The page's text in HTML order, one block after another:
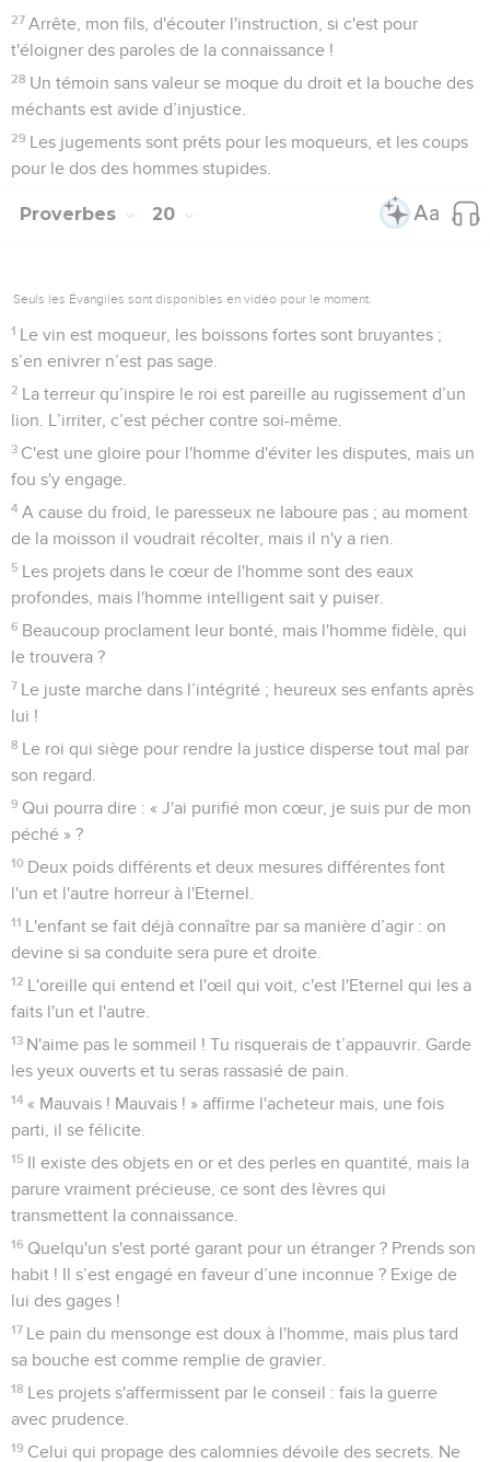
27 Arrête, mon fils, d'écouter l'instruction, si c'est pour
t'éloigner des paroles de la connaissance !
28 Un témoin sans valeur se moque du droit et la bouche des
méchants est avide d’injustice.
29 Les jugements sont prêts pour les moqueurs, et les coups
pour le dos des hommes stupides.
Proverbes 20
Seuls les Évangiles sont disponibles en vidéo pour le moment.
1 Le vin est moqueur, les boissons fortes sont bruyantes ;
s’en enivrer n’est pas sage.
2 La terreur qu’inspire le roi est pareille au rugissement d’un
lion. L’irriter, c’est pécher contre soi-même.
3 C'est une gloire pour l'homme d'éviter les disputes, mais un
fou s'y engage.
4 A cause du froid, le paresseux ne laboure pas ; au moment
de la moisson il voudrait récolter, mais il n'y a rien.
5 Les projets dans le cœur de l'homme sont des eaux
profondes, mais l'homme intelligent sait y puiser.
6 Beaucoup proclament leur bonté, mais l'homme fidèle, qui
le trouvera ?
7 Le juste marche dans l’intégrité ; heureux ses enfants après
lui !
8 Le roi qui siège pour rendre la justice disperse tout mal par
son regard.
9 Qui pourra dire : « J'ai purifié mon cœur, je suis pur de mon
péché » ?
10 Deux poids différents et deux mesures différentes font
l'un et l'autre horreur à l'Eternel.
11 L'enfant se fait déjà connaître par sa manière d’agir : on
devine si sa conduite sera pure et droite.
12 L'oreille qui entend et l'œil qui voit, c'est l'Eternel qui les a
faits l'un et l'autre.
13 N'aime pas le sommeil ! Tu risquerais de t’appauvrir. Garde
les yeux ouverts et tu seras rassasié de pain.
14 « Mauvais ! Mauvais ! » affirme l'acheteur mais, une fois
parti, il se félicite.
15 Il existe des objets en or et des perles en quantité, mais la
parure vraiment précieuse, ce sont des lèvres qui
transmettent la connaissance.
16 Quelqu'un s'est porté garant pour un étranger ? Prends son
habit ! Il s’est engagé en faveur d’une inconnue ? Exige de
lui des gages !
17 Le pain du mensonge est doux à l'homme, mais plus tard
sa bouche est comme remplie de gravier.
18 Les projets s'affermissent par le conseil : fais la guerre
avec prudence.
19 Celui qui propage des calomnies dévoile des secrets. Ne